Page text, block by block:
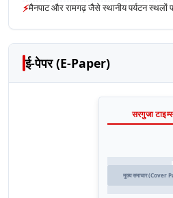
⚡मैनपाट और रामगढ़ जैसे स्थानीय पर्यटन स्थलों
ई-पेपर (E-Paper)
सरगुजा
मुख्य समाचार (Cover